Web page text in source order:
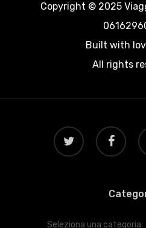
Copyright © 2025
Built with
All rights
twitter facebook
Categories